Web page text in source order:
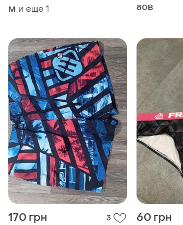
M и еще 1 80B
170 грн 3 60 грн